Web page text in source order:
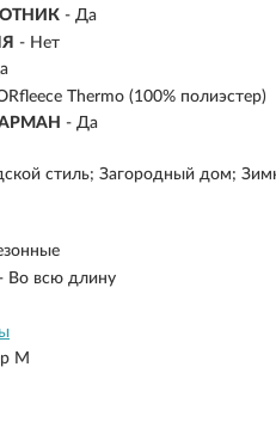
- Да
- Нет
Thermo (100% полиэстер)
- Да
стиль; Загородный дом;
- Во всю длину
M